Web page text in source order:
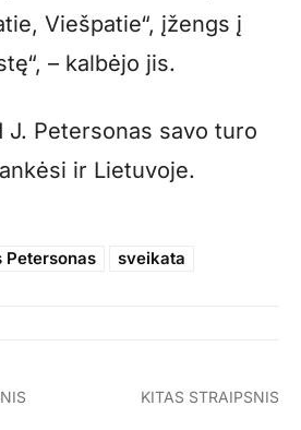
Viešpatie“, įžengs į
– kalbėjo jis.
J. Petersonas savo turo
ir Lietuvoje.
Petersonas sveikata
KITAS STRAIPSNIS